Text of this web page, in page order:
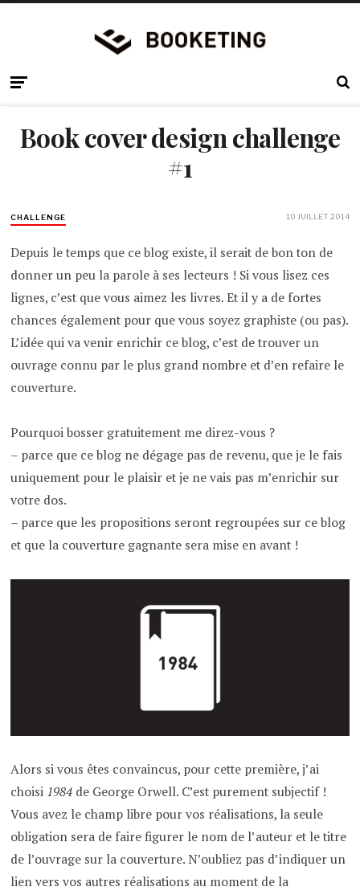
Book cover design challenge
#1
CHALLENGE 10 JUILLET 2014
Depuis le temps que ce blog existe, il serait de bon ton de
donner un peu la parole à ses lecteurs ! Si vous lisez ces
lignes, c’est que vous aimez les livres. Et il y a de fortes
chances également pour que vous soyez graphiste (ou pas).
L’idée qui va venir enrichir ce blog, c’est de trouver un
ouvrage connu par le plus grand nombre et d’en refaire le
couverture.
Pourquoi bosser gratuitement me direz-vous ?
– parce que ce blog ne dégage pas de revenu, que je le fais
uniquement pour le plaisir et je ne vais pas m’enrichir sur
votre dos.
– parce que les propositions seront regroupées sur ce blog
et que la couverture gagnante sera mise en avant !
Alors si vous êtes convaincus, pour cette première, j’ai
choisi 1984 de George Orwell. C’est purement subjectif !
Vous avez le champ libre pour vos réalisations, la seule
obligation sera de faire figurer le nom de l’auteur et le titre
de l’ouvrage sur la couverture. N’oubliez pas d’indiquer un
lien vers vos autres réalisations au moment de la